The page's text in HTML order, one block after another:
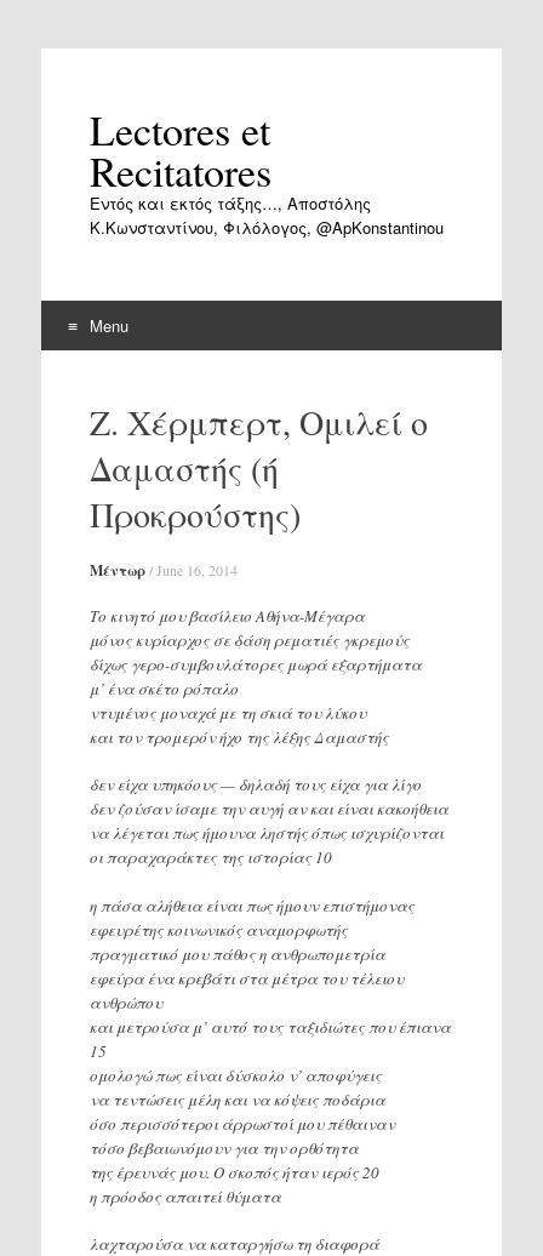
Lectores et
Recitatores
Εντός και εκτός τάξης…, Αποστόλης
Κ.Κωνσταντίνου, Φιλόλογος, @ApKonstantinou
Menu
contentΖ. Χέρμπερτ, Ομιλεί ο
Δαμαστής (ή
Προκρούστης)
Μέντωρ/ June 16, 2014
Το κινητό μου βασίλειο Αθήνα-Μέγαρα
μόνος κυρίαρχος σε δάση ρεματιές γκρεμούς
δίχως γερο-συμβουλάτορες μωρά εξαρτήματα
μ’ ένα σκέτο ρόπαλο
ντυμένος μοναχά με τη σκιά του λύκου
και τον τρομερόν ήχο της λέξης Δαμαστής
δεν είχα υπηκόους — δηλαδή τους είχα για λίγο
δεν ζούσαν ίσαμε την αυγή αν και είναι κακοήθεια
να λέγεται πως ήμουνα ληστής όπως ισχυρίζονται
οι παραχαράκτες της ιστορίας 10
η πάσα αλήθεια είναι πως ήμουν επιστήμονας
εφευρέτης κοινωνικός αναμορφωτής
πραγματικό μου πάθος η ανθρωπομετρία
εφεύρα ένα κρεβάτι στα μέτρα του τέλειου
ανθρώπου
και μετρούσα μ’ αυτό τους ταξιδιώτες που έπιανα
15
ομολογώ πως είναι δύσκολο ν’ αποφύγεις
να τεντώσεις μέλη και να κόψεις ποδάρια
όσο περισσότεροι άρρωστοί μου πέθαιναν
τόσο βεβαιωνόμουν για την ορθότητα
της έρευνάς μου. Ο σκοπός ήταν ιερός 20
η πρόοδος απαιτεί θύματα
λαχταρούσα να καταργήσω τη διαφορά